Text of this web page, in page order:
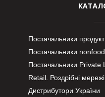
Постачальники
Постачальники nonfood
Постачальники Private
Retail. Роздрібні
Дистрибутори України